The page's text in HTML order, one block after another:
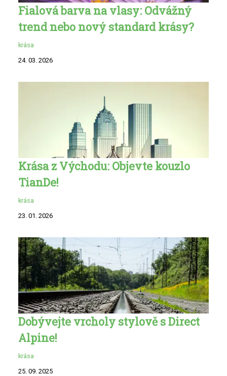
Fialová barva na vlasy: Odvážný
trend nebo nový standard krásy?
krása
24. 03. 2026
Krása z Východu: Objevte kouzlo
TianDe!
krása
23. 01. 2026
Dobývejte vrcholy stylově s Direct
Alpine!
krása
25. 09. 2025